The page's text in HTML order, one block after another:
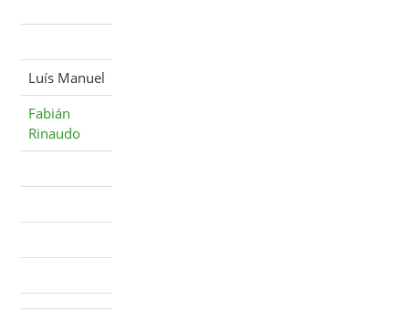
Luís Manuel
Fabián
Rinaudo